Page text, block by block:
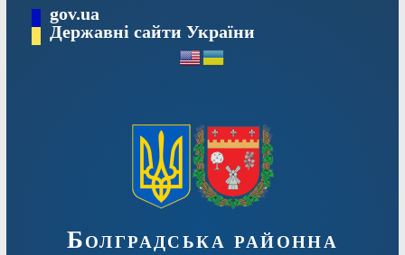
Перейтиgov.ua
Державні сайти України
Болградська районна